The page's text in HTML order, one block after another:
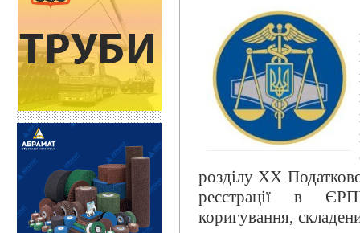
розділу ХХ
реєстрації в
коригування,